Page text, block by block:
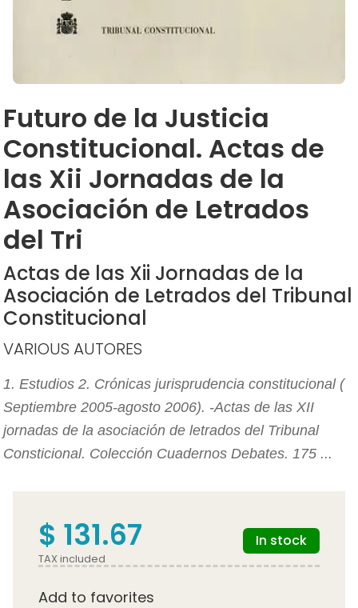
Futuro de la Justicia
Constitucional. Actas de
las Xii Jornadas de la
Asociación de Letrados
del Tri
Actas de las Xii Jornadas de la
Asociación de Letrados del Tribunal
Constitucional
VARIOUS AUTORES
1. Estudios 2. Crónicas jurisprudencia constitucional (
Septiembre 2005-agosto 2006). -Actas de las XII
jornadas de la asociación de letrados del Tribunal
Consticional. Colección Cuadernos Debates. 175 ...
$ 131.67
TAX included
In stock
Add to favorites